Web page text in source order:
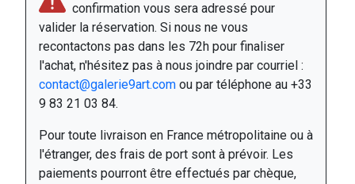
confirmation vous sera adressé pour
valider la réservation. Si nous ne vous
recontactons pas dans les 72h pour finaliser
l'achat, n'hésitez pas à nous joindre par courriel :
contact@galerie9art.com ou par téléphone au +33
9 83 21 03 84.
Pour toute livraison en France métropolitaine ou à
l'étranger, des frais de port sont à prévoir. Les
paiements pourront être effectués par chèque,